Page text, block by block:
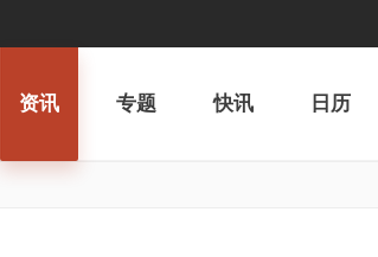
资讯 专题 快讯 日历